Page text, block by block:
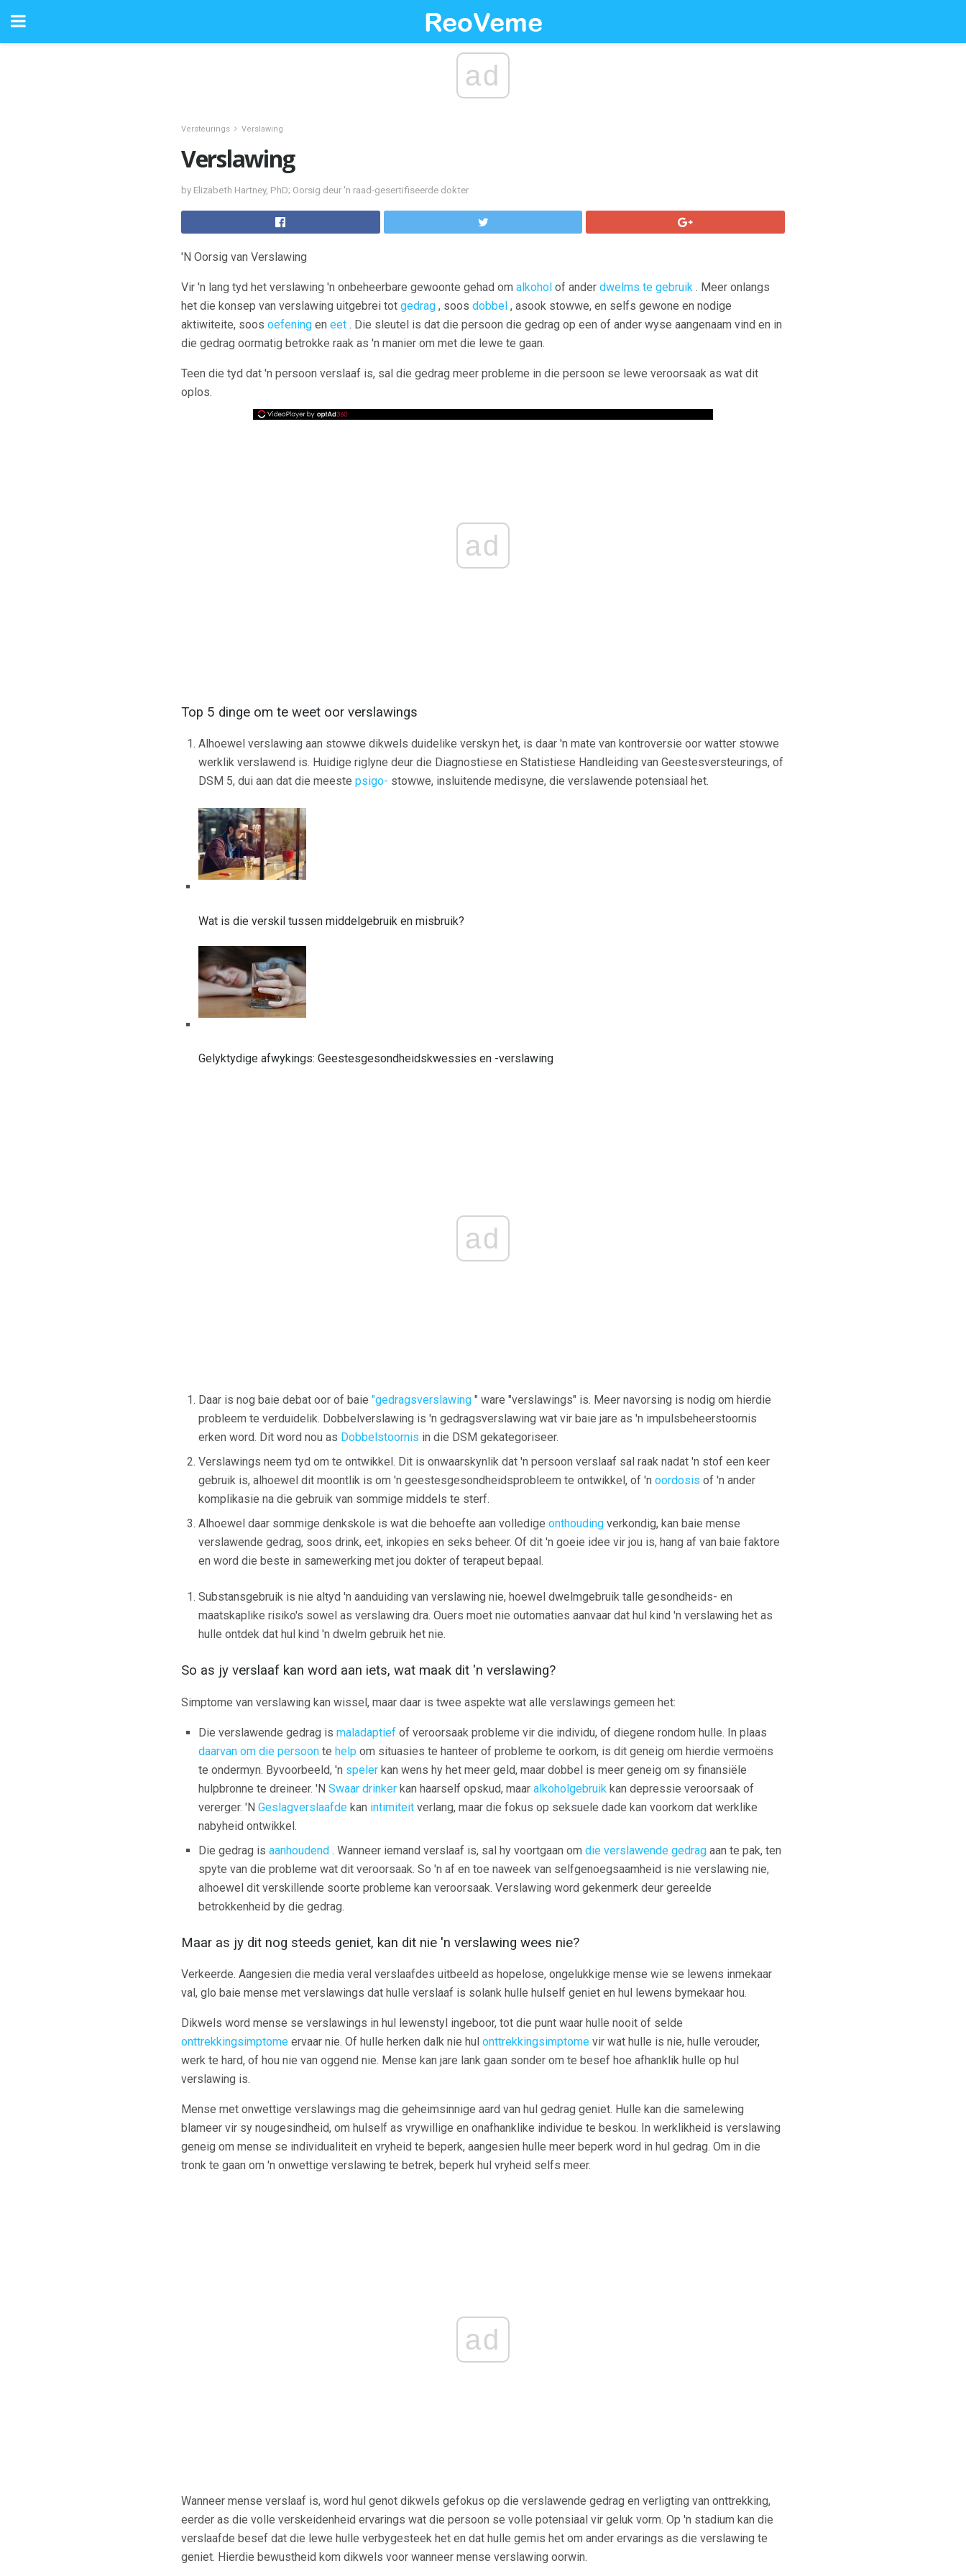
ad
Versteurings Verslawing
Verslawing
by Elizabeth Hartney, PhD; Oorsig deur 'n raad-gesertifiseerde dokter
'N Oorsig van Verslawing
Vir 'n lang tyd het verslawing 'n onbeheerbare gewoonte gehad om alkohol of ander dwelms te gebruik . Meer onlangs
het die konsep van verslawing uitgebrei tot gedrag , soos dobbel , asook stowwe, en selfs gewone en nodige
aktiwiteite, soos oefening en eet . Die sleutel is dat die persoon die gedrag op een of ander wyse aangenaam vind en in
die gedrag oormatig betrokke raak as 'n manier om met die lewe te gaan.
Teen die tyd dat 'n persoon verslaaf is, sal die gedrag meer probleme in die persoon se lewe veroorsaak as wat dit
oplos.
ad
Top 5 dinge om te weet oor verslawings
Alhoewel verslawing aan stowwe dikwels duidelike verskyn het, is daar 'n mate van kontroversie oor watter stowwe
werklik verslawend is. Huidige riglyne deur die Diagnostiese en Statistiese Handleiding van Geestesversteurings, of
DSM 5, dui aan dat die meeste psigo- stowwe, insluitende medisyne, die verslawende potensiaal het.
Wat is die verskil tussen middelgebruik en misbruik?
Gelyktydige afwykings: Geestesgesondheidskwessies en -verslawing
ad
Daar is nog baie debat oor of baie "gedragsverslawing " ware "verslawings" is. Meer navorsing is nodig om hierdie
probleem te verduidelik. Dobbelverslawing is 'n gedragsverslawing wat vir baie jare as 'n impulsbeheerstoornis
erken word. Dit word nou as Dobbelstoornis in die DSM gekategoriseer.
Verslawings neem tyd om te ontwikkel. Dit is onwaarskynlik dat 'n persoon verslaaf sal raak nadat 'n stof een keer
gebruik is, alhoewel dit moontlik is om 'n geestesgesondheidsprobleem te ontwikkel, of 'n oordosis of 'n ander
komplikasie na die gebruik van sommige middels te sterf.
Alhoewel daar sommige denkskole is wat die behoefte aan volledige onthouding verkondig, kan baie mense
verslawende gedrag, soos drink, eet, inkopies en seks beheer. Of dit 'n goeie idee vir jou is, hang af van baie faktore
en word die beste in samewerking met jou dokter of terapeut bepaal.
Substansgebruik is nie altyd 'n aanduiding van verslawing nie, hoewel dwelmgebruik talle gesondheids- en
maatskaplike risiko's sowel as verslawing dra. Ouers moet nie outomaties aanvaar dat hul kind 'n verslawing het as
hulle ontdek dat hul kind 'n dwelm gebruik het nie.
So as jy verslaaf kan word aan iets, wat maak dit 'n verslawing?
Simptome van verslawing kan wissel, maar daar is twee aspekte wat alle verslawings gemeen het:
Die verslawende gedrag is maladaptief of veroorsaak probleme vir die individu, of diegene rondom hulle. In plaas
daarvan om die persoon te help om situasies te hanteer of probleme te oorkom, is dit geneig om hierdie vermoëns
te ondermyn. Byvoorbeeld, 'n speler kan wens hy het meer geld, maar dobbel is meer geneig om sy finansiële
hulpbronne te dreineer. 'N Swaar drinker kan haarself opskud, maar alkoholgebruik kan depressie veroorsaak of
vererger. 'N Geslagverslaafde kan intimiteit verlang, maar die fokus op seksuele dade kan voorkom dat werklike
nabyheid ontwikkel.
Die gedrag is aanhoudend . Wanneer iemand verslaaf is, sal hy voortgaan om die verslawende gedrag aan te pak, ten
spyte van die probleme wat dit veroorsaak. So 'n af en toe naweek van selfgenoegsaamheid is nie verslawing nie,
alhoewel dit verskillende soorte probleme kan veroorsaak. Verslawing word gekenmerk deur gereelde
betrokkenheid by die gedrag.
Maar as jy dit nog steeds geniet, kan dit nie 'n verslawing wees nie?
Verkeerde. Aangesien die media veral verslaafdes uitbeeld as hopelose, ongelukkige mense wie se lewens inmekaar
val, glo baie mense met verslawings dat hulle verslaaf is solank hulle hulself geniet en hul lewens bymekaar hou.
Dikwels word mense se verslawings in hul lewenstyl ingeboor, tot die punt waar hulle nooit of selde
onttrekkingsimptome ervaar nie. Of hulle herken dalk nie hul onttrekkingsimptome vir wat hulle is nie, hulle verouder,
werk te hard, of hou nie van oggend nie. Mense kan jare lank gaan sonder om te besef hoe afhanklik hulle op hul
verslawing is.
Mense met onwettige verslawings mag die geheimsinnige aard van hul gedrag geniet. Hulle kan die samelewing
blameer vir sy nougesindheid, om hulself as vrywillige en onafhanklike individue te beskou. In werklikheid is verslawing
geneig om mense se individualiteit en vryheid te beperk, aangesien hulle meer beperk word in hul gedrag. Om in die
tronk te gaan om 'n onwettige verslawing te betrek, beperk hul vryheid selfs meer.
ad
Wanneer mense verslaaf is, word hul genot dikwels gefokus op die verslawende gedrag en verligting van onttrekking,
eerder as die volle verskeidenheid ervarings wat die persoon se volle potensiaal vir geluk vorm. Op 'n stadium kan die
verslaafde besef dat die lewe hulle verbygesteek het en dat hulle gemis het om ander ervarings as die verslawing te
geniet. Hierdie bewustheid kom dikwels voor wanneer mense verslawing oorwin.